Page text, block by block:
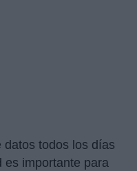
datos todos los días
es importante para